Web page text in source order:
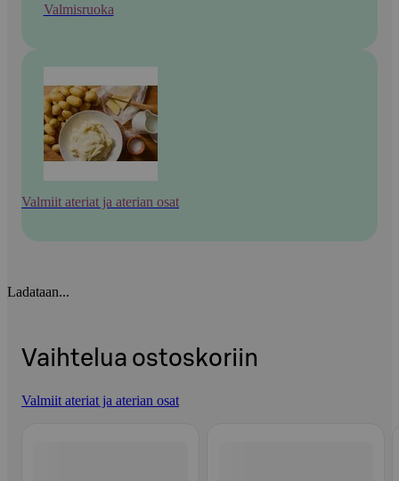
Valmisruoka
Valmiit ateriat ja aterian osat
Ladataan...
Vaihtelua ostoskoriin
Valmiit ateriat ja aterian osat